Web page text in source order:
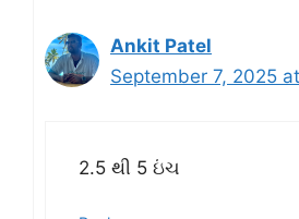
Ankit Patel
September 7, 2025
2.5 થી 5 ઇંચ